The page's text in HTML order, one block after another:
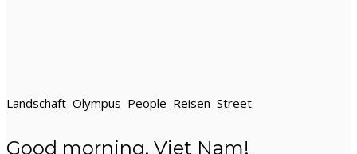
Landschaft Olympus People Reisen Street
Good morning, Viet Nam!